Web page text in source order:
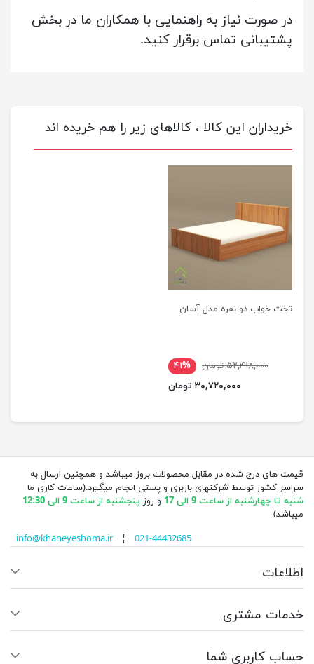
در صورت نیاز به راهنمایی با همکاران ما در بخش
پشتیبانی تماس برقرار کنید.
خریداران این کالا ، کالاهای زیر را هم خریده اند
تخت خواب دو نفره مدل آسان
۵۲,۴۱۸,۰۰۰ تومان
۴۱%
۳۰,۷۲۰,۰۰۰ تومان
قیمت های درج شده در مقابل محصولات بروز میباشد و همچنین ارسال به
سراسر کشور توسط شرکتهای باربری و پستی انجام میگیرد.(ساعات کاری ما
شنبه تا چهارشنبه از ساعت 9 الی 17
و روز پنجشنبه از ساعت 9 الی 12:30
میباشد)
info@khaneyeshoma.ir¦ 021-44432685
اطلاعات
خدمات مشتری
حساب کاربری شما